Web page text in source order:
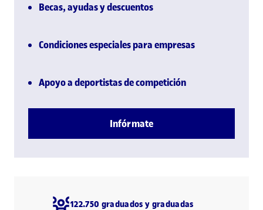
Becas, ayudas y descuentos
Condiciones especiales para empresas
Apoyo a deportistas de competición
Infórmate
122.750 graduados y graduadas